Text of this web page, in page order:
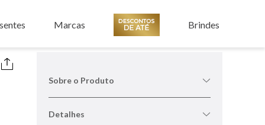
Marcas Brindes
Sobre o Produto
Detalhes